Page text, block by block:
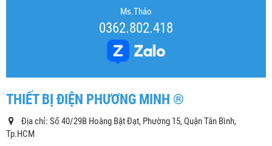
Ms.Thảo
0362.802.418
THIẾT BỊ ĐIỆN PHƯƠNG MINH ®
Địa chỉ: Số 40/29B Hoàng Bật Đạt, Phường 15, Quận Tân Bình,
Tp.HCM